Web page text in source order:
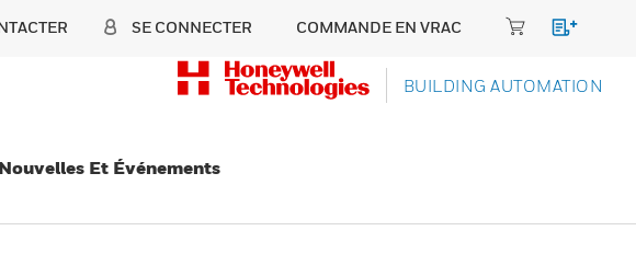
SE CONNECTER COMMANDE EN VRAC
BUILDING AUTOMATION
Nouvelles Et Événements